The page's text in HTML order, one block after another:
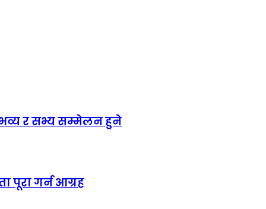
र सभ्य सम्मेलन हुने
पूरा गर्न आग्रह